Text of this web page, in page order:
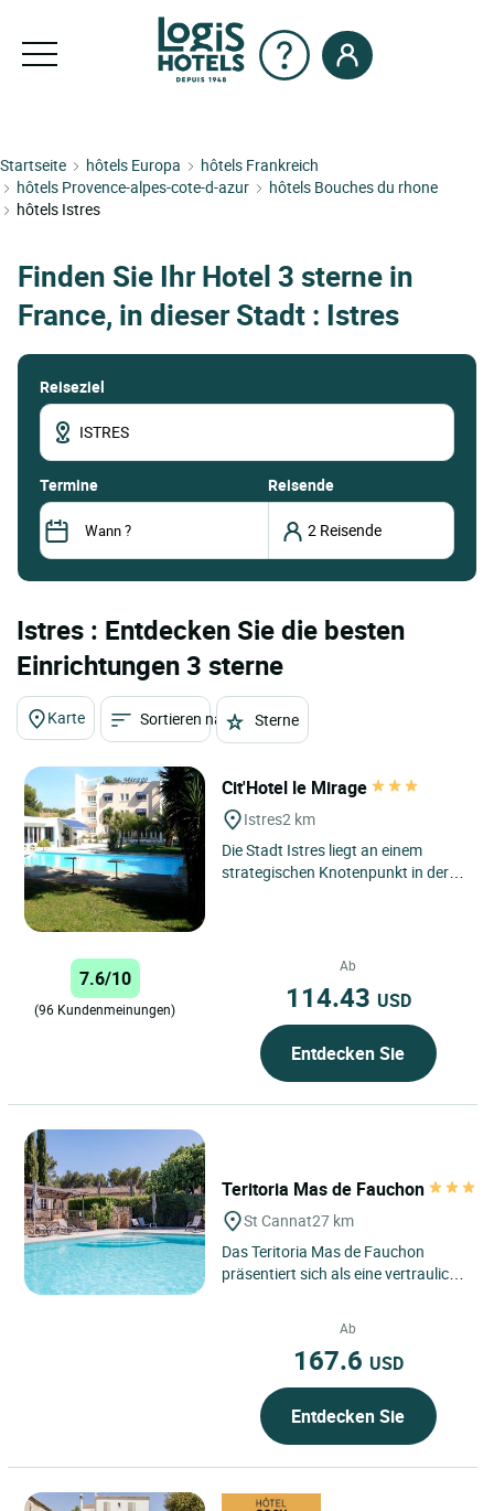
Startseite hôtels Europa
hôtels Frankreich
hôtels Provence-alpes-cote-d-azur
hôtels Bouches du rhone
hôtels Istres
Finden Sie Ihr Hotel 3 sterne in
France, in dieser Stadt : Istres
Reiseziel
termine Reisende
Istres : Entdecken Sie die besten
Einrichtungen 3 sterne
Karte Sortieren nach Sterne
Cit'Hotel le Mirage
Istres2 km
Die Stadt Istres liegt an einem
strategischen Knotenpunkt in der
7.6/10
(96 Kundenmeinungen)
Ab
114.43 USD
Entdecken Sie
Teritoria Mas de Fauchon
St Cannat27 km
Das Teritoria Mas de Fauchon
präsentiert sich als eine vertrauliche
Ab
167.6 USD
Entdecken Sie